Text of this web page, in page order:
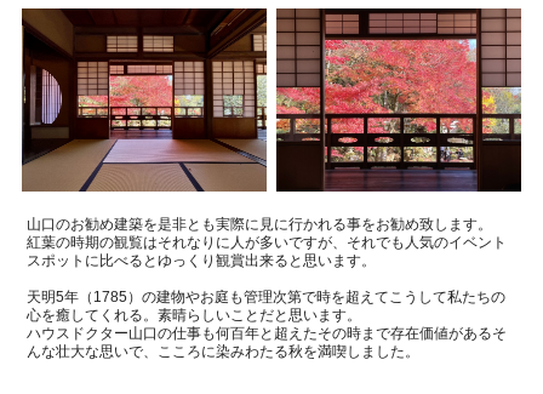
山口のお勧め建築を是非とも実際に見に行かれる事をお勧め致します。
紅葉の時期の観覧はそれなりに人が多いですが、それでも人気のイベント
スポットに比べるとゆっくり観賞出来ると思います。
天明5年（ 1785）の建物やお庭も管理次第で時を超えてこうして私たちの
心を癒してくれる。素晴らしいことだと思います。
ハウスドクター山口の仕事も何百年と超えたその時まで存在価値があるそ
んな壮大な思いで、こころに染みわたる秋を満喫しました。